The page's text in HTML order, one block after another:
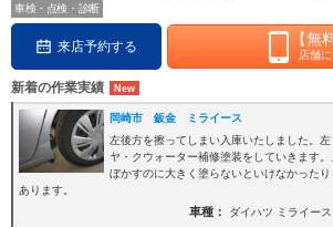
車検・点検・診断
来店予約する 【無
店舗
新着の作業実績
岡崎市 鈑金 ミライース
左後方を擦ってしまい入庫いたしました。
ヤ・クウォーター補修塗装をしていきます。
ぼかすのに大きく塗らないといけなかった
あります。
車種： ダイハツ ミライース